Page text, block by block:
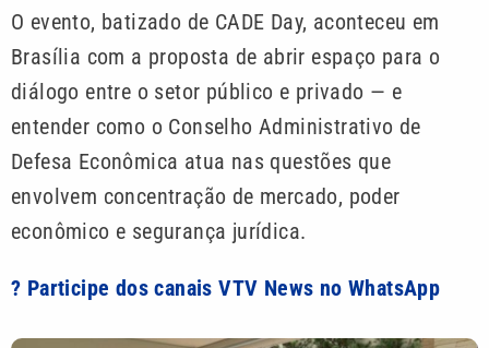
O evento, batizado de CADE Day, aconteceu em
Brasília com a proposta de abrir espaço para o
diálogo entre o setor público e privado — e
entender como o Conselho Administrativo de
Defesa Econômica atua nas questões que
envolvem concentração de mercado, poder
econômico e segurança jurídica.
? Participe dos canais VTV News no WhatsApp